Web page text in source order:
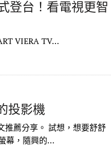
式登台！看電視更智
VIERA TV…
投影機
推薦分享。 試想，想要舒舒
幕，隨興的…